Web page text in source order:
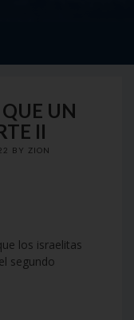
UN
II
BY ZION
los israelitas
segundo